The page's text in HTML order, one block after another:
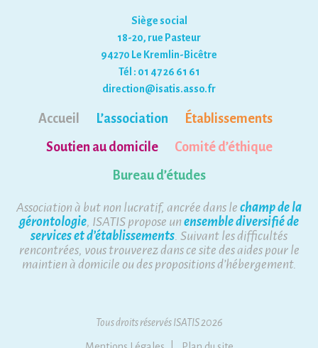
Siège social
18-20, rue Pasteur
94270 Le Kremlin-Bicêtre
Tél : 01 47 26 61 61
direction@isatis.asso.fr
Accueil L’association
Établissements
Soutien au domicile
Comité d’éthique
Bureau d’études
Association à but non lucratif, ancrée dans le champ de la
gérontologie, ISATIS propose un ensemble diversifié de
services et d’établissements. Suivant les difficultés
rencontrées, vous trouverez dans ce site des aides pour le
maintien à domicile ou des propositions d’hébergement.
Tous droits réservés ISATIS 2026